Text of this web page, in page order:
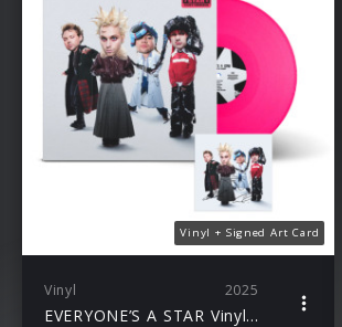
Vinyl + Signed Art Card
Vinyl 2025
EVERYONE’S A STAR Vinyl + Signed Art Card